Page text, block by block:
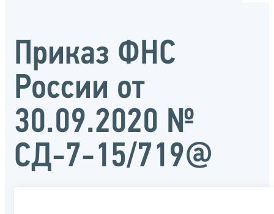
Приказ ФНС
России от
30.09.2020 №
СД-7-15/719@